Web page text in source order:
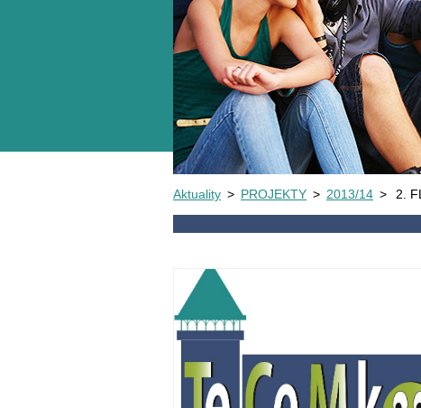
Aktuality > PROJEKTY > 2013/14 > 2.